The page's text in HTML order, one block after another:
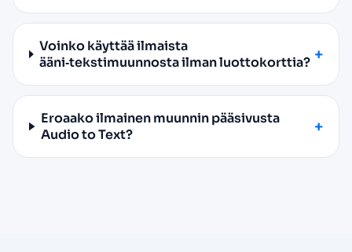
Voinko käyttää ilmaista
ääni‑tekstimuunnosta ilman luottokorttia?
Eroaako ilmainen muunnin pääsivusta
Audio to Text?